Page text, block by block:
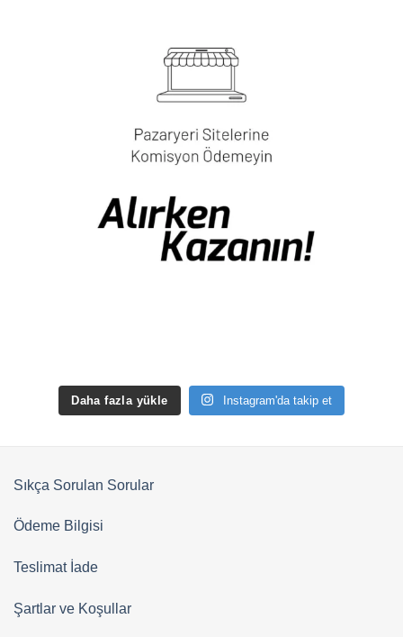
Daha fazla yükle Instagram'da takip et
Sıkça Sorulan Sorular
Ödeme Bilgisi
Teslimat İade
Şartlar ve Koşullar